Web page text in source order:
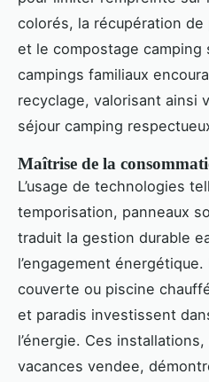
colorés, la récupération de
et le compostage camping
campings familiaux
recyclage, valorisant ainsi
séjour camping
Maîtrise de la
L’usage de technologies
temporisation, panneaux
traduit la gestion durable
l’engagement
couverte ou piscine
et paradis investissent
l’énergie. Ces
vacances vendee,